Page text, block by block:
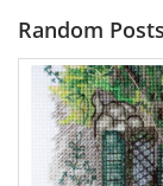
Random Posts